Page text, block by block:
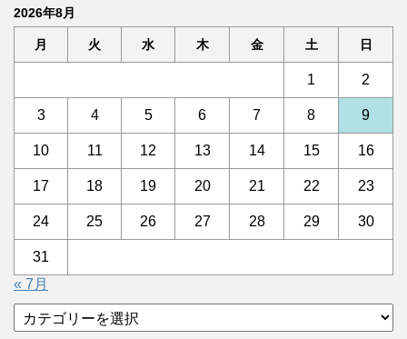
2026年8月
月 火 水 木 金 土 日
1 2
3 4 5 6 7 8 9
10 11 12 13 14 15 16
17 18 19 20 21 22 23
24 25 26 27 28 29 30
31
« 7月
テ